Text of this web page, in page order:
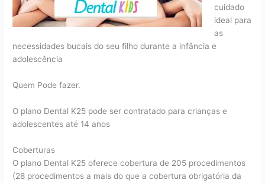
cuidado
ideal para
as
necessidades bucais do seu filho durante a infância e
adolescência
Quem Pode fazer.
O plano Dental K25 pode ser contratado para crianças e
adolescentes até 14 anos
Coberturas
O plano Dental K25 oferece cobertura de 205 procedimentos
(28 procedimentos a mais do que a cobertura obrigatória da